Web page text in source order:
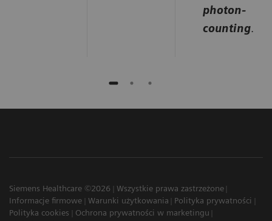
photon-
counting.
Siemens Healthcare ©2026
Wszystkie prawa zastrzeżone
Informacje firmowe
Warunki użytkowania
Polityka prywatności
Polityka cookies
Ochrona prywatności w marketingu